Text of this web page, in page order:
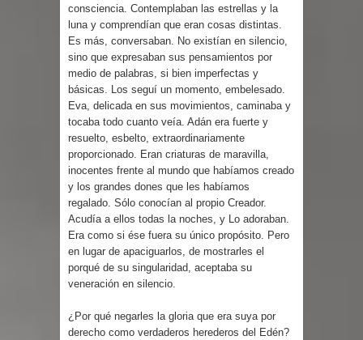
consciencia. Contemplaban las estrellas y la
luna y comprendían que eran cosas distintas.
Es más, conversaban. No existían en silencio,
sino que expresaban sus pensamientos por
medio de palabras, si bien imperfectas y
básicas. Los seguí un momento, embelesado.
Eva, delicada en sus movimientos, caminaba y
tocaba todo cuanto veía. Adán era fuerte y
resuelto, esbelto, extraordinariamente
proporcionado. Eran criaturas de maravilla,
inocentes frente al mundo que habíamos creado
y los grandes dones que les habíamos
regalado. Sólo conocían al propio Creador.
Acudía a ellos todas la noches, y Lo adoraban.
Era como si ése fuera su único propósito. Pero
en lugar de apaciguarlos, de mostrarles el
porqué de su singularidad, aceptaba su
veneración en silencio.
¿Por qué negarles la gloria que era suya por
derecho como verdaderos herederos del Edén?